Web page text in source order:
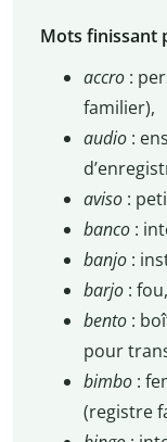
Mots finissant
accro:
familier),
audio:
aviso :
banco :
banjo :
barjo :
bento :
pour
bimbo :
(registre